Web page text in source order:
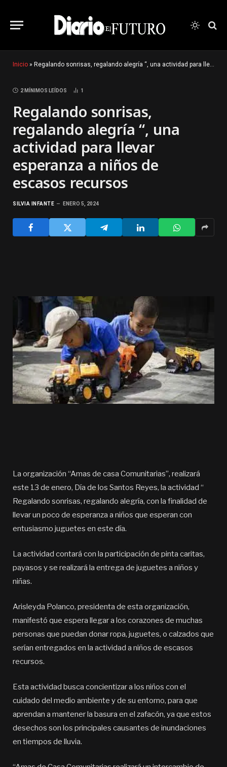
Inicio » Regalando sonrisas, regalando alegría “, una actividad para llevar esperanza a niños de escasos recursos
2 MÍNIMOS LEÍDOS 1
Regalando sonrisas,
regalando alegría “, una
actividad para llevar
esperanza a niños de
escasos recursos
SILVIA INFANTE ENERO 5, 2024
La organización “Amas de casa Comunitarias”, realizará
este 13 de enero, Día de los Santos Reyes, la actividad “
Regalando sonrisas, regalando alegría, con la finalidad de
llevar un poco de esperanza a niños que esperan con
entusiasmo juguetes en este día.
La actividad contará con la participación de pinta caritas,
payasos y se realizará la entrega de juguetes a niños y
niñas.
Arisleyda Polanco, presidenta de esta organización,
manifestó que espera llegar a los corazones de muchas
personas que puedan donar ropa, juguetes, o calzados que
serían entregados en la actividad a niños de escasos
recursos.
Esta actividad busca concientizar a los niños con el
cuidado del medio ambiente y de su entorno, para que
aprendan a mantener la basura en el zafacón, ya que estos
desechos son los principales causantes de inundaciones
en tiempos de lluvia.